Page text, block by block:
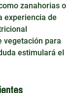
zanahorias o
experiencia de
vegetación para
estimulará el